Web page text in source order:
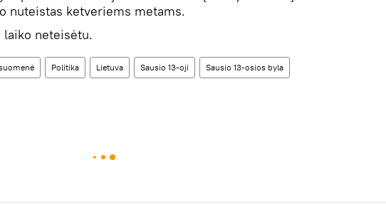
nuteistas ketveriems metams.
laiko neteisėtu.
Politika Lietuva Sausio 13-oji Sausio 13-osios byla